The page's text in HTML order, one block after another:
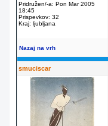
Pridružen/-a: Pon Mar 2005
18:45
Prispevkov: 32
Kraj: ljubljana
Nazaj na vrh
smuciscar